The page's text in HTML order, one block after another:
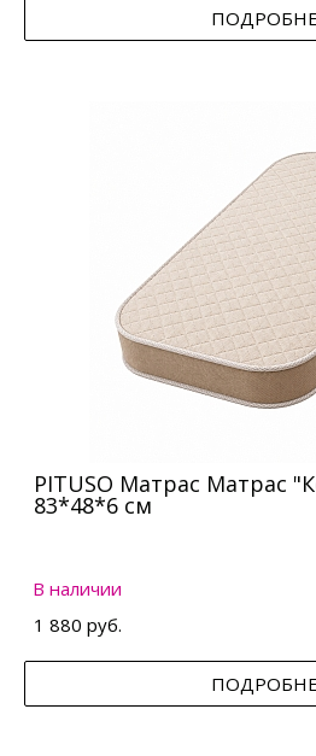
PITUSO Матрас Матрас
83*48*6 см
В наличии
1 880 руб.